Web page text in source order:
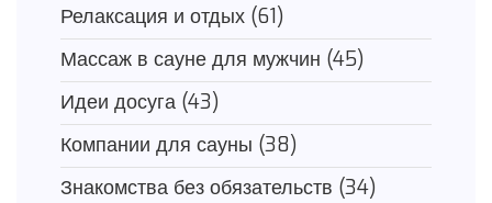
Релаксация и отдых (61)
Массаж в сауне для мужчин (45)
Идеи досуга (43)
Компании для сауны (38)
Знакомства без обязательств (34)